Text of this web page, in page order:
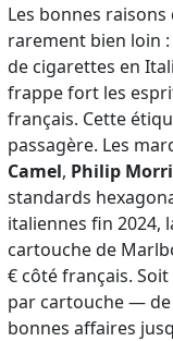
Les bonnes
rarement bien loin :
de cigarettes en
frappe fort les
français. Cette
passagère. Les
Camel, Philip
standards
italiennes fin 2024,
cartouche de
€ côté français.
par cartouche —
bonnes affaires